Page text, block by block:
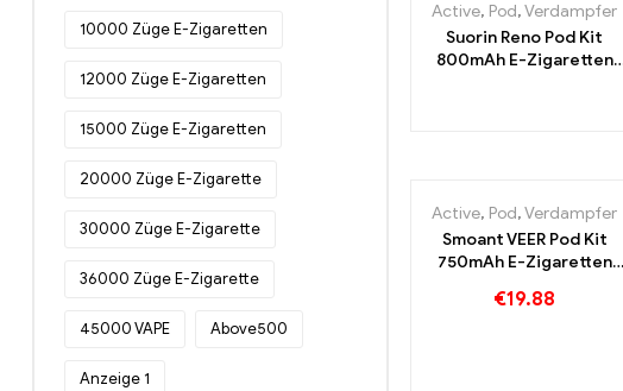
Active, Pod,Verdampfer
Suorin Reno Pod Kit
800mAh E-Zigaretten
Active, Pod,Verdampfer
Smoant VEER Pod Kit
750mAh E-Zigaretten
€19.88
10000 Züge E-Zigaretten
12000 Züge E-Zigaretten
15000 Züge E-Zigaretten
20000 Züge E-Zigarette
30000 Züge E-Zigarette
36000 Züge E-Zigarette
45000 VAPE Above500
Anzeige 1